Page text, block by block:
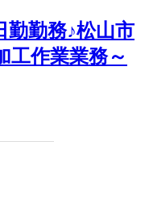
勤勤務♪松山市
工作業業務～